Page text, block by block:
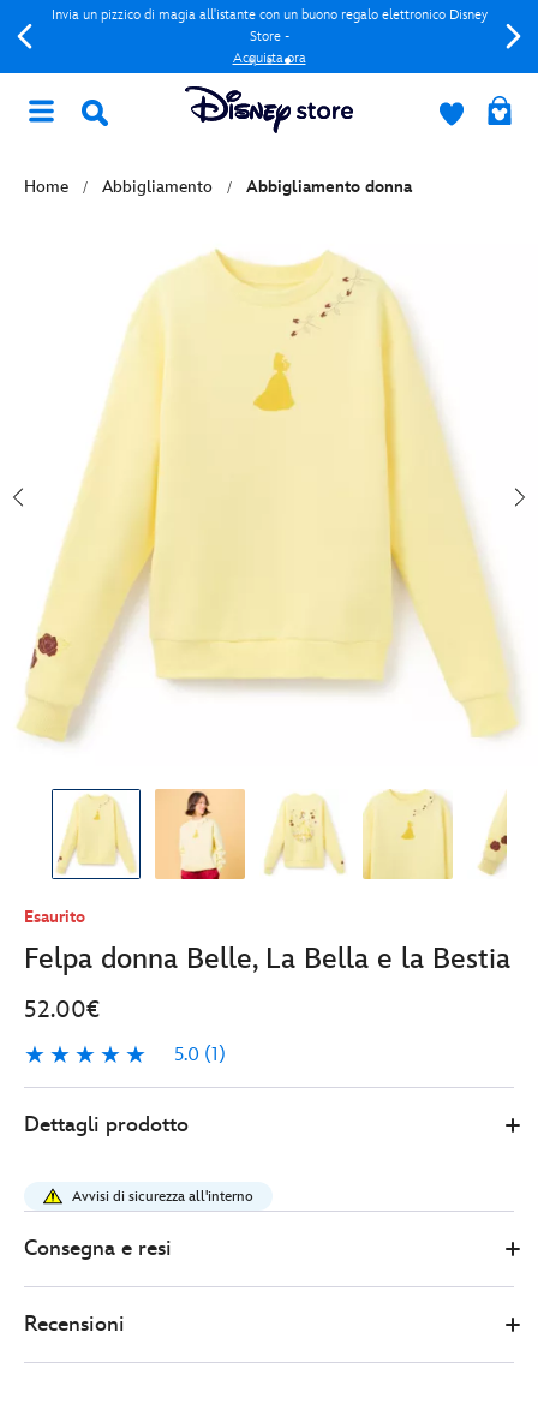
Invia un pizzico di magia all'istante con un buono regalo elettronico Disney
Store -
Acquista ora
Home Abbigliamento Abbigliamento donna
Esaurito
Felpa donna Belle, La Bella e la Bestia
52.00€
5.0 (1)
5.0
1
Store
52.00
donna-
belle-
bestia-
Dettagli prodotto
Avvisi di sicurezza all'interno
Consegna e resi
Recensioni